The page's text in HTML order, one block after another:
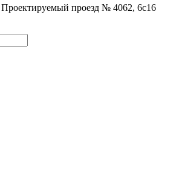
Проектируемый проезд № 4062, 6с16